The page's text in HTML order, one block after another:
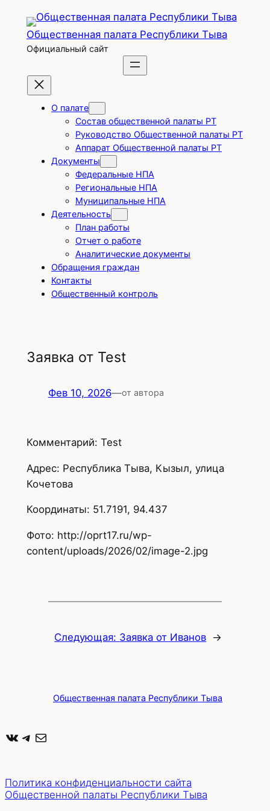
Перейти
содержимому
Общественная палата Республики Тыва
Официальный сайт
О палате
Состав общественной палаты РТ
Руководство Общественной палаты РТ
Аппарат Общественной палаты РТ
Документы
Федеральные НПА
Региональные НПА
Муниципальные НПА
Деятельность
План работы
Отчет о работе
Аналитические документы
Обращения граждан
Контакты
Общественный контроль
Заявка от Test
Фев 10, 2026—от автора
Комментарий: Test
Адрес: Республика Тыва, Кызыл, улица
Кочетова
Координаты: 51.7191, 94.437
Фото: http://oprt17.ru/wp-
content/uploads/2026/02/image-2.jpg
Следующая: Заявка от Иванов →
Общественная палата Республики Тыва
ВКонтакте Telegram Почта
Политика конфиденциальности сайта
Общественной палаты Республики Тыва